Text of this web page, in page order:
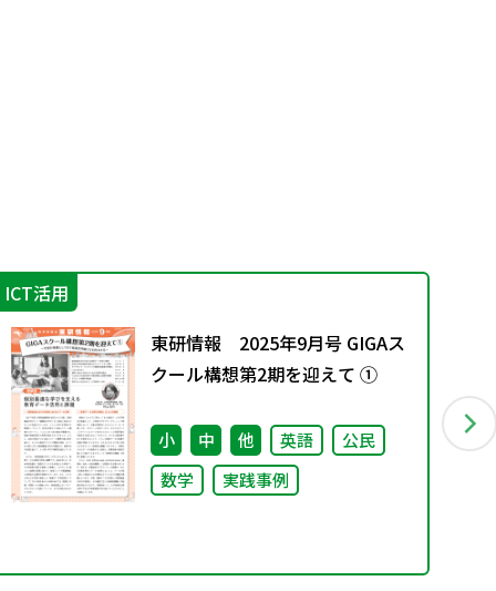
ICT活用
東研情報 2025年9月号 GIGAス
クール構想第2期を迎えて ①
小 中 他 英語
公民
数学
実践事例